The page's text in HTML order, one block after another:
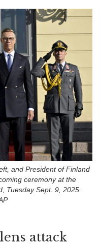
o
n
and President of Finland
ceremony at the
Tuesday Sept. 9, 2025.
attack